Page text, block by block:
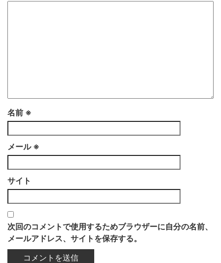
名前 ※
メール ※
サイト
次回のコメントで使用するためブラウザーに自分の名前、
メールアドレス、サイトを保存する。